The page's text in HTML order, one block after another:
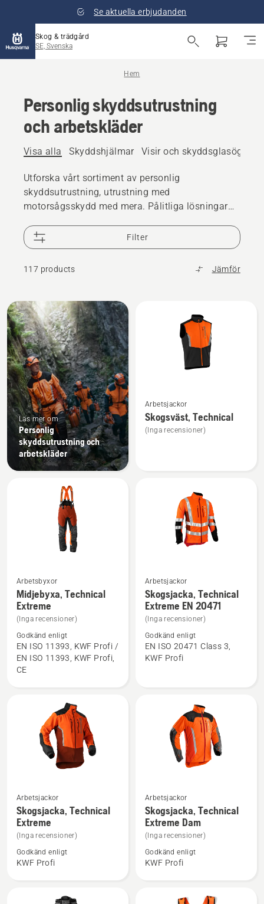
Se aktuella erbjudanden
Skog & trädgård
SE, Svenska
Hem
Personlig skyddsutrustning
och arbetskläder
Visa alla Skyddshjälmar Visir och skyddsglasögon
Utforska vårt sortiment av personlig
skyddsutrustning, utrustning med
motorsågsskydd med mera. Pålitliga lösningar
utmaningar.
Filter
117 products Jämför
Alla
produkter
Läs mer om
Personlig
skyddsutrustning och
arbetskläder
mer
information
om
Arbetsjackor
Skogsväst, Technical
(Inga recensioner)
Se
mer
information
om
Midjebyxa,
Technical
Extreme
Arbetsbyxor
Midjebyxa, Technical
Extreme
(Inga recensioner)
Godkänd enligt
EN ISO 11393, KWF Profi /
EN ISO 11393, KWF Profi,
CE
Se
mer
information
om
Skogsjacka,
Technical
Arbetsjackor
Skogsjacka, Technical
Extreme EN 20471
(Inga recensioner)
Godkänd enligt
EN ISO 20471 Class 3,
KWF Profi
Se
mer
information
om
Skogsjacka,
Technical
Arbetsjackor
Skogsjacka, Technical
Extreme
(Inga recensioner)
Godkänd enligt
KWF Profi
Se
mer
information
om
Skogsjacka,
Technical
Arbetsjackor
Skogsjacka, Technical
Extreme Dam
(Inga recensioner)
Godkänd enligt
KWF Profi